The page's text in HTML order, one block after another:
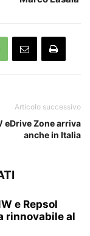
Articolo successivo
eDrive Zone arriva
anche in Italia
e Repsol
rinnovabile al